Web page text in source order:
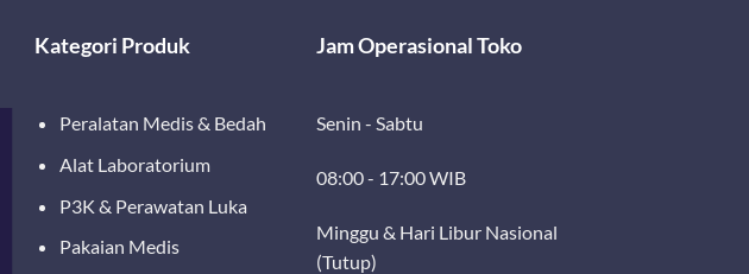
Kategori Produk
Peralatan Medis & Bedah
Alat Laboratorium
P3K & Perawatan Luka
Pakaian Medis
Jam Operasional Toko
Senin - Sabtu
08:00 - 17:00 WIB
Minggu & Hari Libur Nasional
(Tutup)